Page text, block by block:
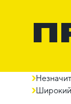
Широкий